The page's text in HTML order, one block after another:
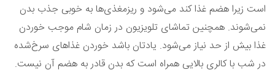
است زیرا هضم غذا کند می‌شود و ریزمغذی‌ها به خوبی جذب بدن
نمی‌شوند. همچنین تماشای تلویزیون در زمان شام موجب خوردن
غذا بیش از حد نیاز می‌شود. یادتان باشد خوردن غذاهای سرخ‌شده
در شب با کالری بالایی همراه است که بدن قادر به هضم آن نیست.